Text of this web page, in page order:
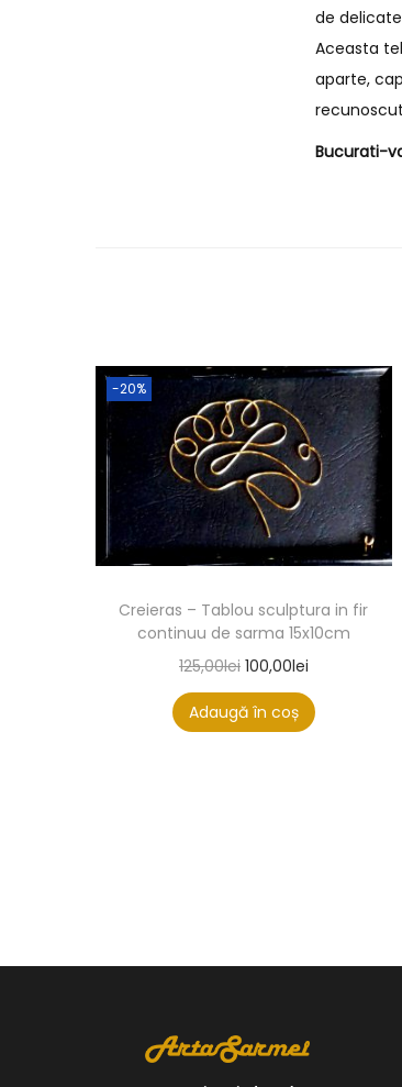
de
Aceasta
aparte,
Bucurati-
-20%
Creieras – Tablou sculptura in fir
continuu de sarma 15x10cm
125,00lei 100,00lei
Adaugă în coș